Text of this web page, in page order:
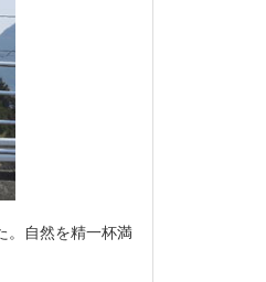
。自然を精一杯満